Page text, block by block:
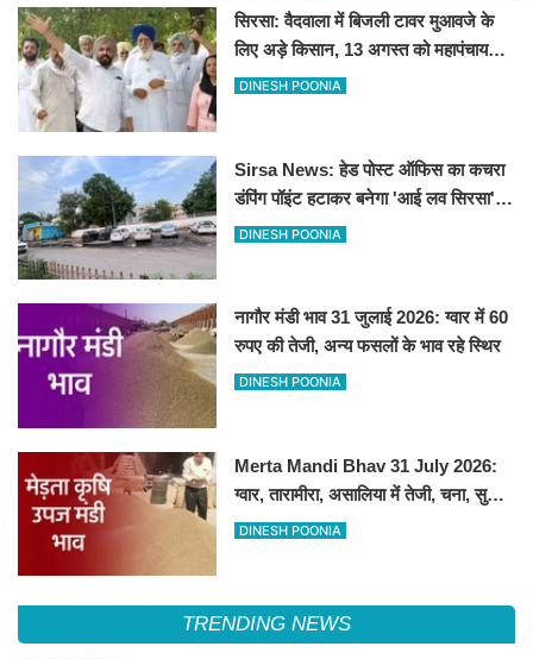
सिरसा: वैदवाला में बिजली टावर मुआवजे के
लिए अड़े किसान, 13 अगस्त को महापंचायत
का ऐलान
DINESH POONIA
Sirsa News: हेड पोस्ट ऑफिस का कचरा
डंपिंग पॉइंट हटाकर बनेगा 'आई लव सिरसा'
सेल्फी पॉइंट
DINESH POONIA
नागौर मंडी भाव 31 जुलाई 2026: ग्वार में 60
रुपए की तेजी, अन्य फसलों के भाव रहे स्थिर
DINESH POONIA
Merta Mandi Bhav 31 July 2026:
ग्वार, तारामीरा, असालिया में तेजी, चना, सुवा,
रायड़ा मंदे बिके
DINESH POONIA
TRENDING NEWS